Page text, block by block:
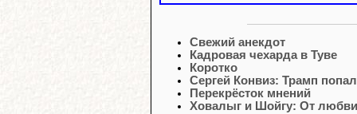
Свежий анекдот
Кадровая чехарда в Туве
Коротко
Сергей Конвиз: Трамп
Перекрёсток мнений
Ховалыг и Шойгу: От любви